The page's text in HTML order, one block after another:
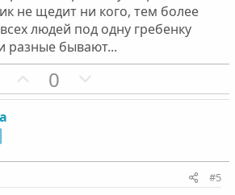
г
о
л
с
г
о
л
с
не щедит ни кого, тем более
людей под одну гребенку
разные бывают...
П
о
т
0
е
т
#5